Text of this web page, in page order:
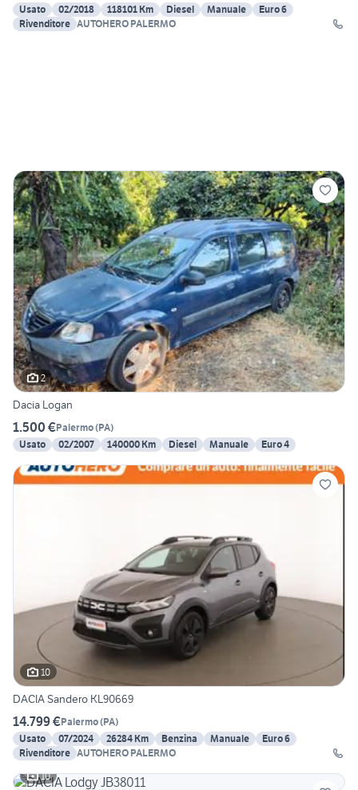
Usato
02/2018 118101 Km Diesel Manuale
Euro 6
Rivenditore AUTOHERO PALERMO
2
Dacia Logan
1.500 €Palermo(PA)
Usato
02/2007 140000 Km Diesel Manuale Euro 4
10
DACIA Sandero KL90669
14.799 €Palermo(PA)
Usato
07/2024 26284 Km Benzina Manuale
Euro 6
Rivenditore AUTOHERO PALERMO
10